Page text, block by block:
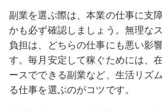
副業を選ぶ際は、本業の仕事に支
かも必ず確認しましょう。無理な
負担は、どちらの仕事にも悪い影
す。毎月安定して稼ぐためには、
ースでできる副業など、生活リズ
る仕事を選ぶのがコツです。